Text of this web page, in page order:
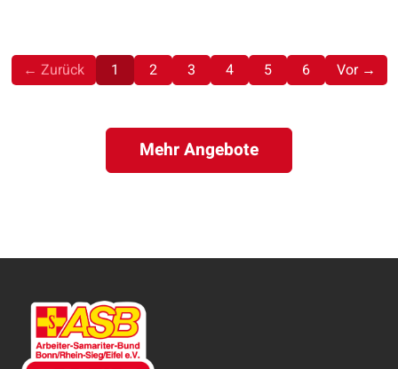
← Zurück 1 (aktuell)
2 3 4 5 6 Vor →
Mehr Angebote